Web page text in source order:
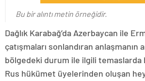
Bu bir alıntı metin örneğidir.
Dağlık Karabağ’da Azerbaycan ile
çatışmaları sonlandıran anlaşmanın
bölgedeki durum ile ilgili temaslarda
Rus hükümet üyelerinden oluşan